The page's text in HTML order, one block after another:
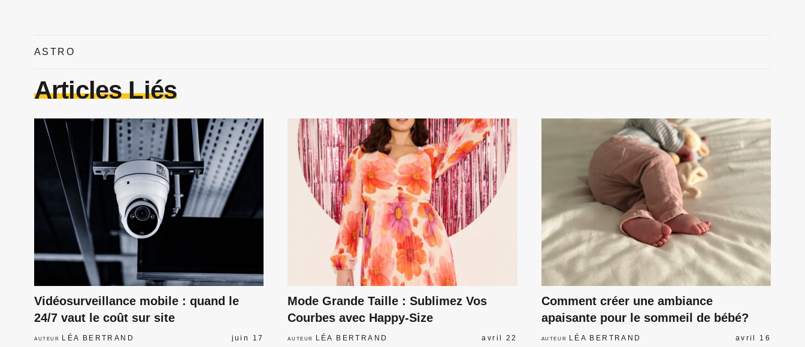
ASTRO
Articles Liés
Vidéosurveillance mobile : quand le
24/7 vaut le coût sur site
AUTEUR LÉA BERTRAND juin 17
Mode Grande Taille : Sublimez Vos
Courbes avec Happy-Size
AUTEUR LÉA BERTRAND avril 22
Comment créer une ambiance
apaisante pour le sommeil de bébé?
AUTEUR LÉA BERTRAND avril 16